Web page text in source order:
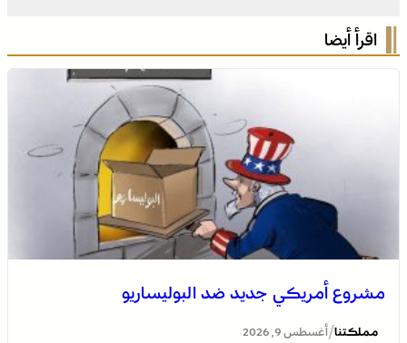
اقرأ أيضا
مشروع أمريكي جديد ضد البوليساريو
مملكتنا/ أغسطس 9, 2026